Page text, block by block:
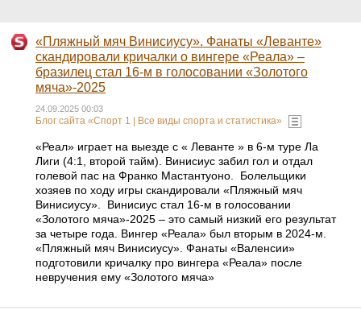
«Пляжный мяч Винисиусу». Фанаты «Леванте»
скандировали кричалки о вингере «Реала» –
бразилец стал 16-м в голосовании «Золотого
мяча»-2025
24.09.2025 00:03
Блог сайта «Спорт 1 | Все виды спорта и статистика»
«Реал» играет на выезде с « Леванте » в 6-м туре Ла
Лиги (4:1, второй тайм). Винисиус забил гол и отдал
голевой пас на Франко Мастантуоно. Болельщики
хозяев по ходу игры скандировали «Пляжный мяч
Винисиусу». Винисиус стал 16-м в голосовании
«Золотого мяча»-2025 – это самый низкий его результат
за четыре года. Вингер «Реала» был вторым в 2024-м.
«Пляжный мяч Винисиусу». Фанаты «Валенсии»
подготовили кричалку про вингера «Реала» после
невручения ему «Золотого мяча»